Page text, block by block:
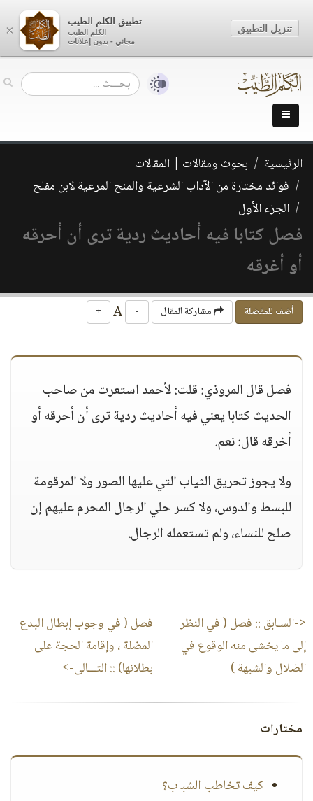
الرئيسية
بحوث ومقالات | المقالات
فوائد مختارة من الآداب الشرعية والمنح المرعية لابن مفلح
الجزء الأول
فصل كتابا فيه أحاديث ردية ترى أن أحرقه
أو أغرقه
أضف للمفضلة مشاركة المقال -
+
فصل قال المروذي: قلت: لأحمد استعرت من صاحب
الحديث كتابا يعني فيه أحاديث ردية ترى أن أحرقه أو
أخرقه قال: نعم.
ولا يجوز تحريق الثياب التي عليها الصور ولا المرقومة
للبسط والدوس، ولا كسر حلي الرجال المحرم عليهم إن
صلح للنساء، ولم تستعمله الرجال.
<-السـابق :: فصل ( في النظر
إلى ما يخشى منه الوقوع في
الضلال والشبهة )
فصل ( في وجوب إبطال البدع
المضلة ، وإقامة الحجة على
بطلانها) :: التـــالى->
مختارات
كيف تخاطب الشباب؟
×
تطبيق الكلم الطيب
الكلم الطيب
مجاني - بدون إعلانات
تنزيل التطبيق